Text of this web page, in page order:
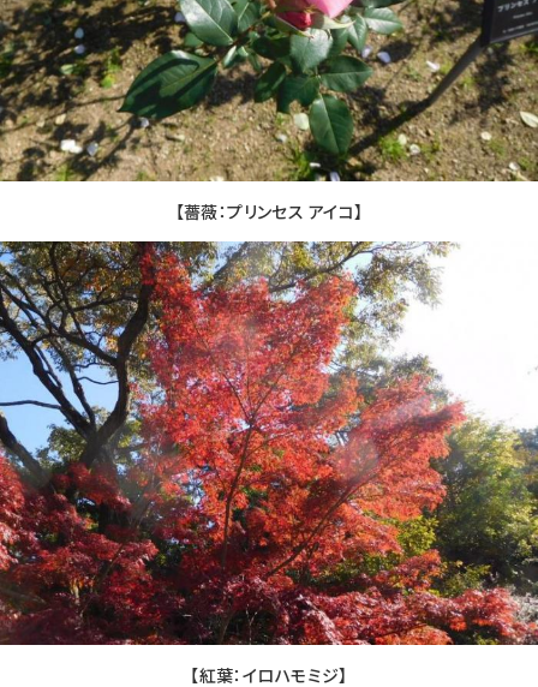
【薔薇：プリンセス アイコ】
【紅葉：イロハモミジ】